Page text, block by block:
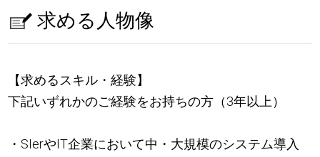
求める人物像
【求めるスキル・経験】
下記いずれかのご経験をお持ちの方（3年以上）
・SIerやIT企業において中・大規模のシステム導入